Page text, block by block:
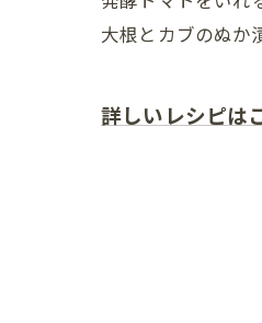
大根とカブのぬか
詳しいレシピは